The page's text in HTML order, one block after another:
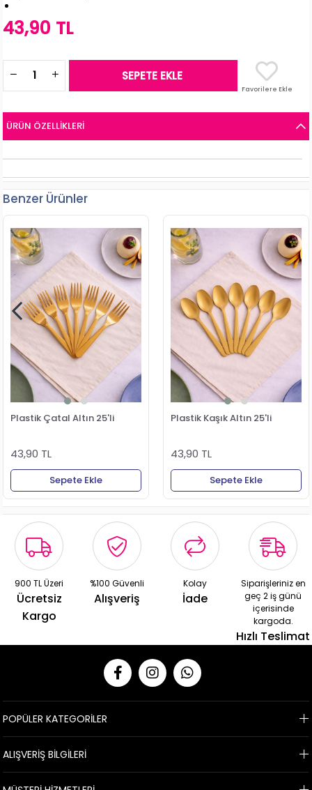
43,90 TL
Favorilere Ekle
ÜRÜN ÖZELLIKLERI
Benzer Ürünler
Plastik Çatal Altın 25'li
43,90 TL
Sepete Ekle
Plastik Kaşık Altın 25'li
43,90 TL
Sepete Ekle
900 TL Üzeri
Ücretsiz
Kargo
%100 Güvenli
Alışveriş
Kolay
İade
Siparişleriniz en
geç 2 iş günü
içerisinde
kargoda.
Hızlı Teslimat
POPÜLER KATEGORİLER
ALIŞVERİŞ BİLGİLERİ